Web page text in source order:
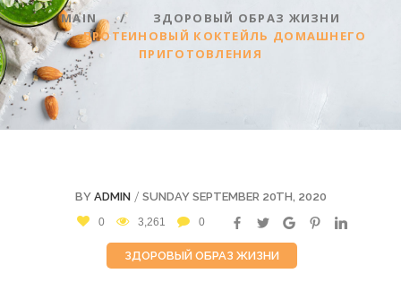
MAIN
ЗДОРОВЫЙ ОБРАЗ ЖИЗНИ
ПРОТЕИНОВЫЙ КОКТЕЙЛЬ ДОМАШНЕГО
ПРИГОТОВЛЕНИЯ
BY ADMIN / SUNDAY SEPTEMBER 20TH, 2020
0 3,261 0
ЗДОРОВЫЙ ОБРАЗ ЖИЗНИ